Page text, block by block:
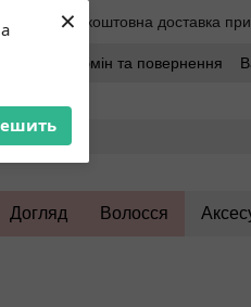
×
Безкоштовна доставка
Обмін та повернення
Догляд Волосся